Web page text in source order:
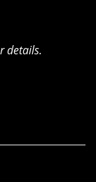
details.